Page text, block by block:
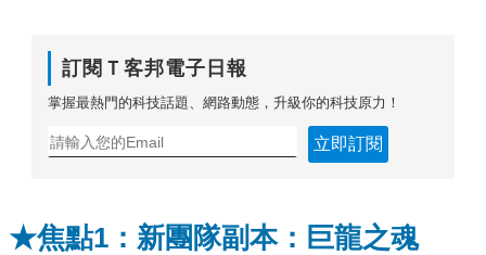
訂閱Ｔ客邦電子日報
掌握最熱門的科技話題、網路動態，升級你的科技原力！
立即訂閱
★焦點1：新團隊副本：巨龍之魂